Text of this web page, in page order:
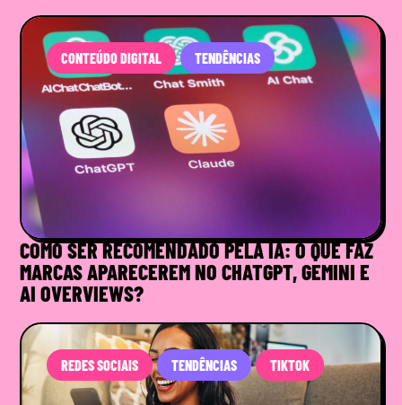
CONTEÚDO DIGITAL TENDÊNCIAS
COMO SER RECOMENDADO PELA IA: O QUE FAZ
MARCAS APARECEREM NO CHATGPT, GEMINI E
AI OVERVIEWS?
REDES SOCIAIS TENDÊNCIAS TIKTOK